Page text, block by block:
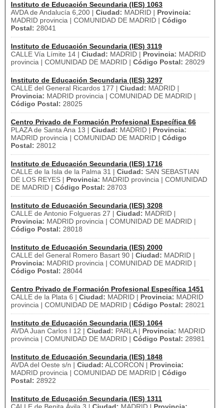
Instituto de Educación Secundaria (IES) 1063
AVDA de Andalucía 6,200 | Ciudad: MADRID | Provincia:
MADRID provincia | COMUNIDAD DE MADRID | Código
Postal: 28041
Instituto de Educación Secundaria (IES) 3119
CALLE Vía Límite 14 | Ciudad: MADRID | Provincia: MADRID
provincia | COMUNIDAD DE MADRID | Código Postal: 28029
Instituto de Educación Secundaria (IES) 3297
CALLE del General Ricardos 177 | Ciudad: MADRID |
Provincia: MADRID provincia | COMUNIDAD DE MADRID |
Código Postal: 28025
Centro Privado de Formación Profesional Específica 66
PLAZA de Santa Ana 13 | Ciudad: MADRID | Provincia:
MADRID provincia | COMUNIDAD DE MADRID | Código
Postal: 28012
Instituto de Educación Secundaria (IES) 1716
CALLE de la Isla de la Palma 31 | Ciudad: SAN SEBASTIAN
DE LOS REYES | Provincia: MADRID provincia | COMUNIDAD
DE MADRID | Código Postal: 28703
Instituto de Educación Secundaria (IES) 3208
CALLE de Antonio Folgueras 27 | Ciudad: MADRID |
Provincia: MADRID provincia | COMUNIDAD DE MADRID |
Código Postal: 28018
Instituto de Educación Secundaria (IES) 2000
CALLE del General Romero Basart 90 | Ciudad: MADRID |
Provincia: MADRID provincia | COMUNIDAD DE MADRID |
Código Postal: 28044
Centro Privado de Formación Profesional Específica 1451
CALLE de la Plata 6 | Ciudad: MADRID | Provincia: MADRID
provincia | COMUNIDAD DE MADRID | Código Postal: 28021
Instituto de Educación Secundaria (IES) 1064
AVDA Juan Carlos I 12 | Ciudad: PARLA | Provincia: MADRID
provincia | COMUNIDAD DE MADRID | Código Postal: 28981
Instituto de Educación Secundaria (IES) 1848
AVDA del Oeste s/n | Ciudad: ALCORCON | Provincia:
MADRID provincia | COMUNIDAD DE MADRID | Código
Postal: 28922
Instituto de Educación Secundaria (IES) 1311